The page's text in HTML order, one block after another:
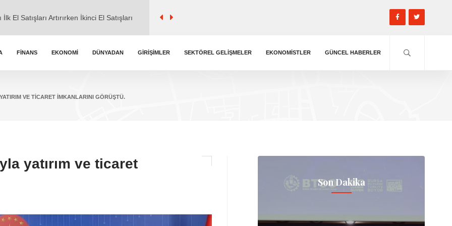
Zirvede
Burç Yorumları
FINANS EKONOMI DÜNYADAN GIRIŞIMLER SEKTÖREL GELIŞMELER EKONOMISTLER GÜNCEL HABERLER
VE TICARET IMKANLARINI GÖRÜŞTÜ.
yatırım ve ticaret
Son Dakika